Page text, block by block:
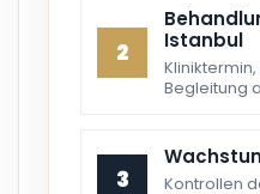
2
Istanbul
Begleitung
3
Kontrollen